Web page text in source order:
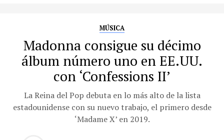
MÚSICA
Madonna consigue su décimo
álbum número uno en EE.UU.
con ‘Confessions II’
La Reina del Pop debuta en lo más alto de la lista
estadounidense con su nuevo trabajo, el primero desde
‘Madame X’ en 2019.